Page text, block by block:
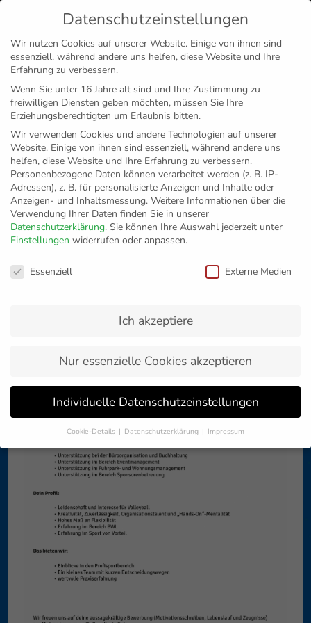
MENÜ
Disclaimer Impressum Datenschutz
Jobs beim VfB
Datenschutzeinstellungen
Wir nutzen Cookies auf unserer Website. Einige von ihnen sind
essenziell, während andere uns helfen, diese Website und Ihre
Erfahrung zu verbessern.
Wenn Sie unter 16 Jahre alt sind und Ihre Zustimmung zu
freiwilligen Diensten geben möchten, müssen Sie Ihre
Erziehungsberechtigten um Erlaubnis bitten.
Wir verwenden Cookies und andere Technologien auf unserer
Website. Einige von ihnen sind essenziell, während andere uns
helfen, diese Website und Ihre Erfahrung zu verbessern.
Personenbezogene Daten können verarbeitet werden (z. B. IP-
Adressen), z. B. für personalisierte Anzeigen und Inhalte oder
Anzeigen- und Inhaltsmessung. Weitere Informationen über die
Verwendung Ihrer Daten finden Sie in unserer
Datenschutzerklärung. Sie können Ihre Auswahl jederzeit unter
Einstellungen widerrufen oder anpassen.
Datenschutzeinstellungen
Essenziell Externe Medien
Ich akzeptiere
Nur essenzielle Cookies akzeptieren
Individuelle Datenschutzeinstellungen
Cookie-Details Datenschutzerklärung Impressum
Datenschutzeinstellungen
Wenn Sie unter 16 Jahre alt sind und Ihre Zustimmung zu
Erziehungsberechtigten um Erlaubnis bitten.
Wir verwenden Cookies und andere Technologien auf unserer
Website. Einige von ihnen sind essenziell, während andere uns
Personenbezogene Daten können verarbeitet werden (z. B. IP-
Adressen), z. B. für personalisierte Anzeigen und Inhalte oder
Anzeigen- und Inhaltsmessung.